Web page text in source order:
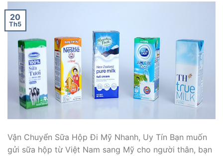
20
Th5
Vận Chuyển Sữa Hộp Đi Mỹ Nhanh, Uy Tín Bạn muốn
gửi sữa hộp từ Việt Nam sang Mỹ cho người thân, bạn